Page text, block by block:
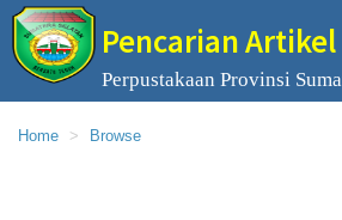
Pencarian Artikel
Perpustakaan Provinsi
Home Browse